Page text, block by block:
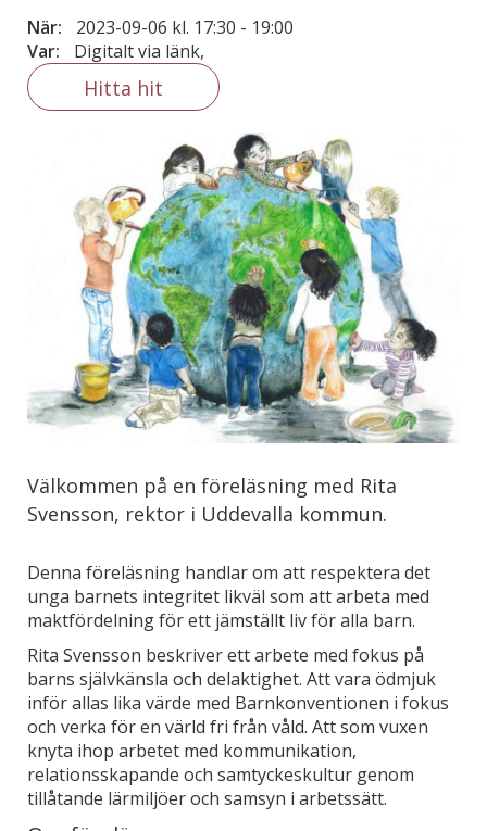
När: 2023-09-06 kl. 17:30 - 19:00
Var:
Digitalt via länk,
Hitta hit
Välkommen på en föreläsning med Rita
Svensson, rektor i Uddevalla kommun.
Denna föreläsning handlar om att respektera det
unga barnets integritet likväl som att arbeta med
maktfördelning för ett jämställt liv för alla barn.
Rita Svensson beskriver ett arbete med fokus på
barns självkänsla och delaktighet. Att vara ödmjuk
inför allas lika värde med Barnkonventionen i fokus
och verka för en värld fri från våld. Att som vuxen
knyta ihop arbetet med kommunikation,
relationsskapande och samtyckeskultur genom
tillåtande lärmiljöer och samsyn i arbetssätt.